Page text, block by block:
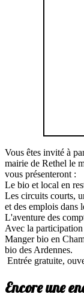
Vous êtes invité à
mairie de Rethel le
vous présenteront :
Le bio et local en
Les circuits courts,
et des emplois dans
L'aventure des
Avec la
Manger bio en
bio des Ardennes.
Entrée gratuite,
Encore une